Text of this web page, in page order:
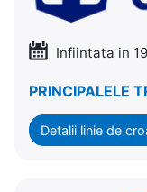
Infiintata in
PRINCIPALELE
Detalii linie de